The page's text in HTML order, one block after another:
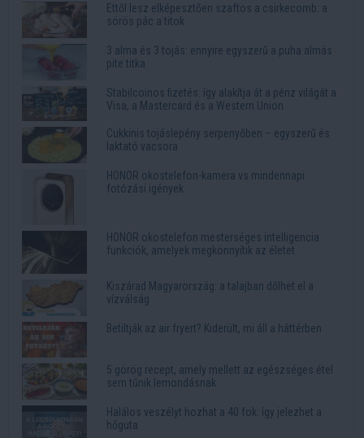
Ettől lesz elképesztően szaftos a csirkecomb: a
sörös pác a titok
3 alma és 3 tojás: ennyire egyszerű a puha almás
pite titka
Stabilcoinos fizetés: így alakítja át a pénz világát a
Visa, a Mastercard és a Western Union
Cukkinis tojáslepény serpenyőben – egyszerű és
laktató vacsora
HONOR okostelefon-kamera vs mindennapi
fotózási igények
HONOR okostelefon mesterséges intelligencia
funkciók, amelyek megkönnyítik az életet
Kiszárad Magyarország: a talajban dőlhet el a
vízválság
Betiltják az air fryert? Kiderült, mi áll a háttérben
5 görög recept, amely mellett az egészséges étel
sem tűnik lemondásnak
Halálos veszélyt hozhat a 40 fok: így jelezhet a
hőguta